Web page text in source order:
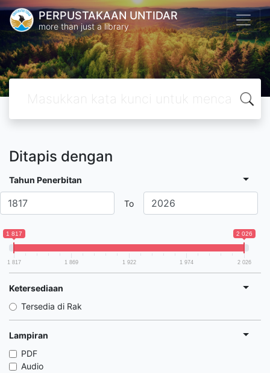
PERPUSTAKAAN UNTIDAR
more than just a library
Ditapis dengan
Tahun Penerbitan
To
1 817 2 026
1 817 1 869 1 922 1 974 2 026
Ketersediaan
Tersedia di Rak
Lampiran
PDF
Audio